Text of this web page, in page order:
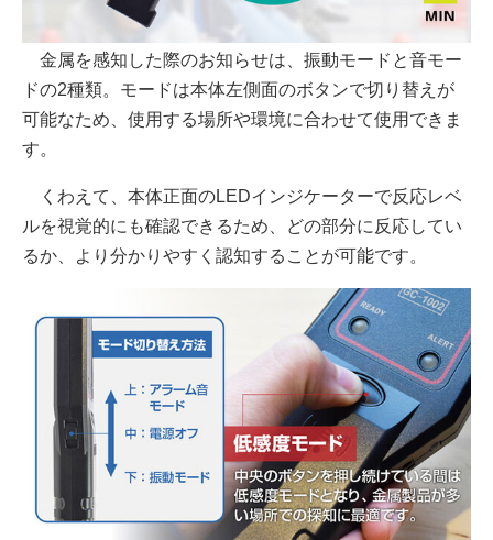
金属を感知した際のお知らせは、振動モードと音モー
ドの2種類。モードは本体左側面のボタンで切り替えが
可能なため、使用する場所や環境に合わせて使用できま
す。
くわえて、本体正面のLEDインジケーターで反応レベ
ルを視覚的にも確認できるため、どの部分に反応してい
るか、より分かりやすく認知することが可能です。